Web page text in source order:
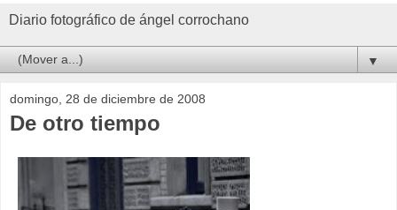
Diario fotográfico de ángel corrochano
▼
domingo, 28 de diciembre de 2008
De otro tiempo